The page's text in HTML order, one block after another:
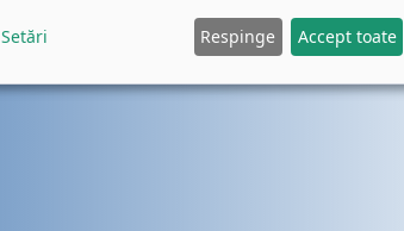
Setări Respinge Accept toate